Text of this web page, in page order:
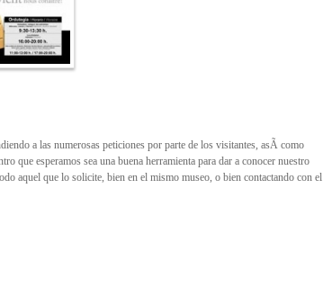
a las numerosas peticiones por parte de los visitantes, asÃ­ como
que esperamos sea una buena herramienta para dar a conocer nuestro
aquel que lo solicite, bien en el mismo museo, o bien contactando con el